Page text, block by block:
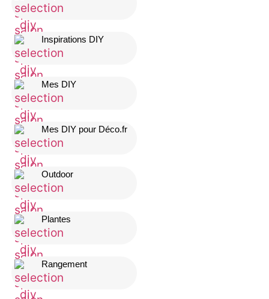
Inspirations DIY
Mes DIY
Mes DIY pour Déco.fr
Outdoor
Plantes
Rangement